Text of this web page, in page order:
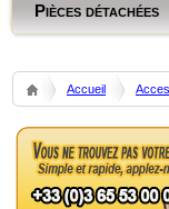
Pièces détachées
Accueil